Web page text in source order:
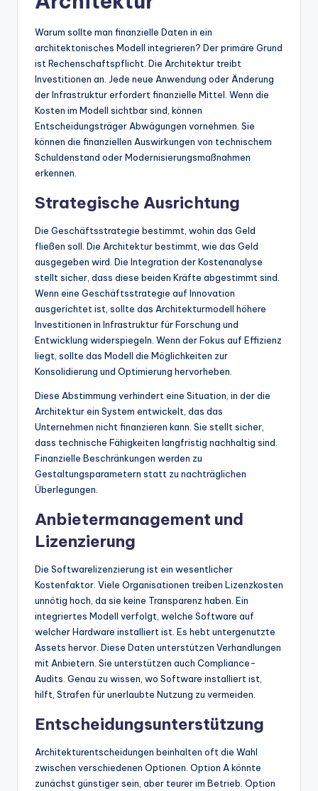
Warum sollte man finanzielle Daten in ein
architektonisches Modell integrieren? Der primäre Grund
ist Rechenschaftspflicht. Die Architektur treibt
Investitionen an. Jede neue Anwendung oder Änderung
der Infrastruktur erfordert finanzielle Mittel. Wenn die
Kosten im Modell sichtbar sind, können
Entscheidungsträger Abwägungen vornehmen. Sie
können die finanziellen Auswirkungen von technischem
Schuldenstand oder Modernisierungsmaßnahmen
erkennen.
Strategische Ausrichtung
Die Geschäftsstrategie bestimmt, wohin das Geld
fließen soll. Die Architektur bestimmt, wie das Geld
ausgegeben wird. Die Integration der Kostenanalyse
stellt sicher, dass diese beiden Kräfte abgestimmt sind.
Wenn eine Geschäftsstrategie auf Innovation
ausgerichtet ist, sollte das Architekturmodell höhere
Investitionen in Infrastruktur für Forschung und
Entwicklung widerspiegeln. Wenn der Fokus auf Effizienz
liegt, sollte das Modell die Möglichkeiten zur
Konsolidierung und Optimierung hervorheben.
Diese Abstimmung verhindert eine Situation, in der die
Architektur ein System entwickelt, das das
Unternehmen nicht finanzieren kann. Sie stellt sicher,
dass technische Fähigkeiten langfristig nachhaltig sind.
Finanzielle Beschränkungen werden zu
Gestaltungsparametern statt zu nachträglichen
Überlegungen.
Anbietermanagement und
Lizenzierung
Die Softwarelizenzierung ist ein wesentlicher
Kostenfaktor. Viele Organisationen treiben Lizenzkosten
unnötig hoch, da sie keine Transparenz haben. Ein
integriertes Modell verfolgt, welche Software auf
welcher Hardware installiert ist. Es hebt untergenutzte
Assets hervor. Diese Daten unterstützen Verhandlungen
mit Anbietern. Sie unterstützen auch Compliance-
Audits. Genau zu wissen, wo Software installiert ist,
hilft, Strafen für unerlaubte Nutzung zu vermeiden.
Entscheidungsunterstützung
Architekturentscheidungen beinhalten oft die Wahl
zwischen verschiedenen Optionen. Option A könnte
zunächst günstiger sein, aber teurer im Betrieb. Option